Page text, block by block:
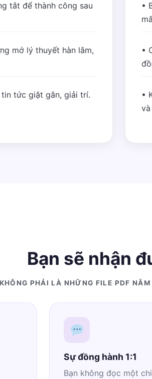
tắt để thành công sau
mớ lý thuyết hàn lâm,
tức giật gân, giải trí.
•
•
•
Bạn sẽ nhận
KHÔNG PHẢI LÀ NHỮNG FILE PDF
Sự đồng hành 1:1
Bạn không đọc một